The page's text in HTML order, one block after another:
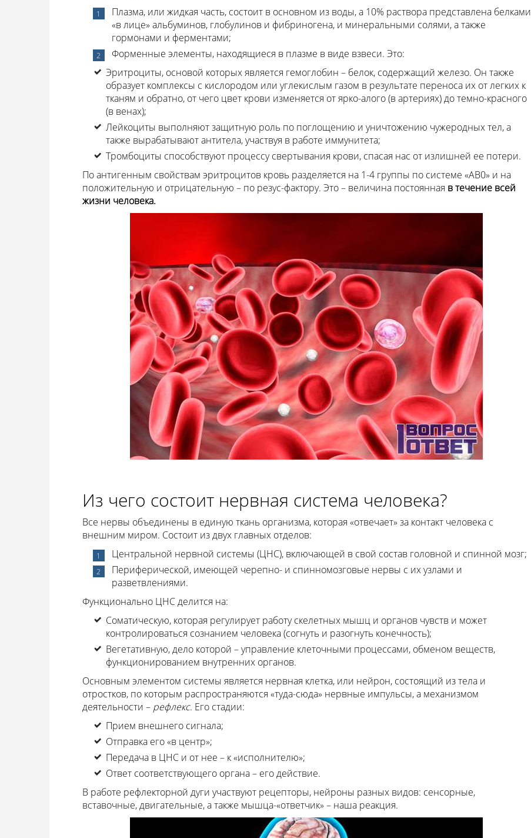
Плазма, или жидкая часть, состоит в основном из воды, а 10% раствора представлена белками
«в лице» альбуминов, глобулинов и фибриногена, и минеральными солями, а также
гормонами и ферментами;
Форменные элементы, находящиеся в плазме в виде взвеси. Это:
Эритроциты, основой которых является гемоглобин – белок, содержащий железо. Он также
образует комплексы с кислородом или углекислым газом в результате переноса их от легких к
тканям и обратно, от чего цвет крови изменяется от ярко-алого (в артериях) до темно-красного
(в венах);
Лейкоциты выполняют защитную роль по поглощению и уничтожению чужеродных тел, а
также вырабатывают антитела, участвуя в работе иммунитета;
Тромбоциты способствуют процессу свертывания крови, спасая нас от излишней ее потери.
По антигенным свойствам эритроцитов кровь разделяется на 1-4 группы по системе «АВ0» и на
положительную и отрицательную – по резус-фактору. Это – величина постоянная в течение всей
жизни человека.
Из чего состоит нервная система человека?
Все нервы объединены в единую ткань организма, которая «отвечает» за контакт человека с
внешним миром. Состоит из двух главных отделов:
Центральной нервной системы (ЦНС), включающей в свой состав головной и спинной мозг;
Периферической, имеющей черепно- и спинномозговые нервы с их узлами и
разветвлениями.
Функционально ЦНС делится на:
Соматическую, которая регулирует работу скелетных мышц и органов чувств и может
контролироваться сознанием человека (согнуть и разогнуть конечность);
Вегетативную, дело которой – управление клеточными процессами, обменом веществ,
функционированием внутренних органов.
Основным элементом системы является нервная клетка, или нейрон, состоящий из тела и
отростков, по которым распространяются «туда-сюда» нервные импульсы, а механизмом
деятельности – рефлекс. Его стадии:
Прием внешнего сигнала;
Отправка его «в центр»;
Передача в ЦНС и от нее – к «исполнителю»;
Ответ соответствующего органа – его действие.
В работе рефлекторной дуги участвуют рецепторы, нейроны разных видов: сенсорные,
вставочные, двигательные, а также мышца-«ответчик» – наша реакция.